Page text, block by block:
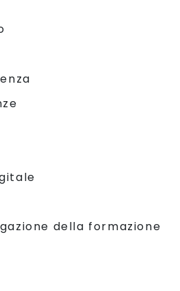
della formazione